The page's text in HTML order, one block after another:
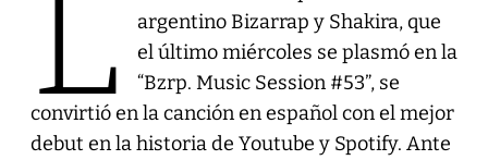
argentino Bizarrap y Shakira, que
el último miércoles se plasmó en la
“Bzrp. Music Session #53”, se
convirtió en la canción en español con el mejor
debut en la historia de Youtube y Spotify. Ante